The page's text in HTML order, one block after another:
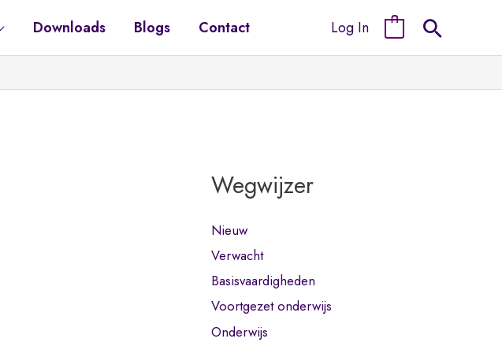
Downloads Blogs Contact Log In
Wegwijzer
Nieuw
Verwacht
Basisvaardigheden
Voortgezet onderwijs
Onderwijs